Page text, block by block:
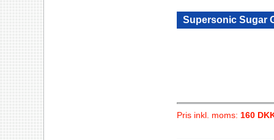
Supersonic Sugar
Pris inkl. moms: 160